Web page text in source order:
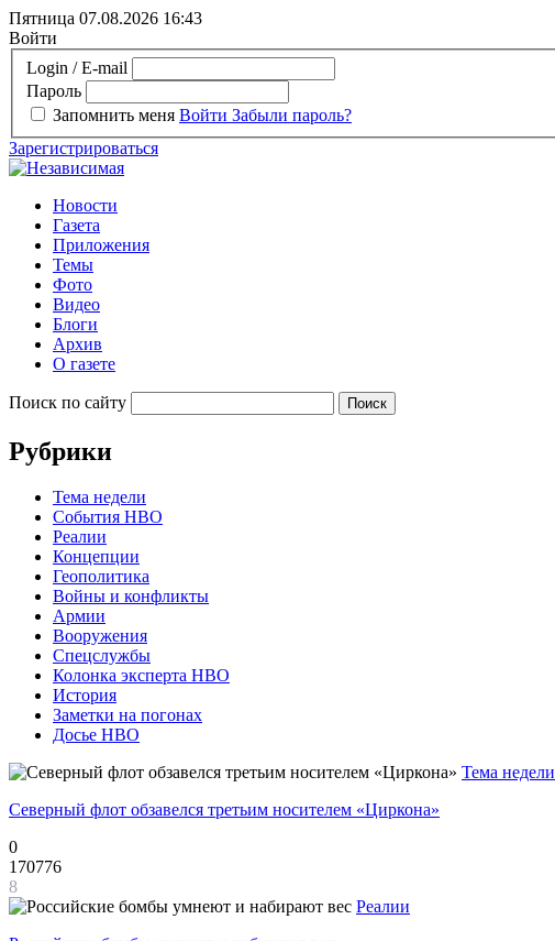
Пятница 07.08.2026 16:43
Войти
Login / E-mail
Пароль
Запомнить меня Войти Забыли пароль?
Зарегистрироваться
Новости
Газета
Приложения
Темы
Фото
Видео
Блоги
Архив
О газете
Поиск по сайту
Рубрики
Тема недели
События НВО
Реалии
Концепции
Геополитика
Войны и конфликты
Армии
Вооружения
Спецслужбы
Колонка эксперта НВО
История
Заметки на погонах
Досье НВО
Тема недели
Северный флот обзавелся третьим носителем «Циркона»
0
170776
8
Реалии